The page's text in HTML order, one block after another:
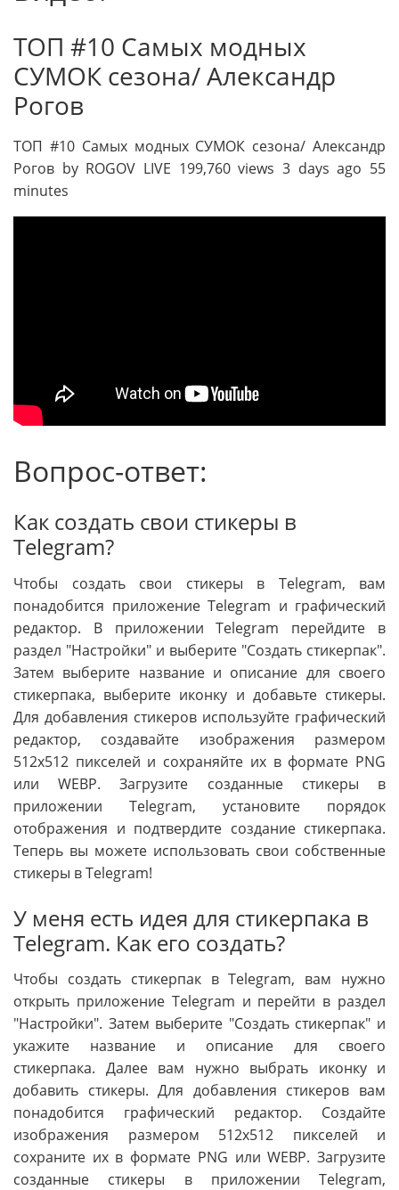
ТОП #10 Самых модных
СУМОК сезона/ Александр
Рогов
ТОП #10 Самых модных СУМОК сезона/ Александр
Рогов by ROGOV LIVE 199,760 views 3 days ago 55
minutes
Вопрос-ответ:
Как создать свои стикеры в
Telegram?
Чтобы создать свои стикеры в Telegram, вам
понадобится приложение Telegram и графический
редактор. В приложении Telegram перейдите в
раздел "Настройки" и выберите "Создать стикерпак".
Затем выберите название и описание для своего
стикерпака, выберите иконку и добавьте стикеры.
Для добавления стикеров используйте графический
редактор, создавайте изображения размером
512x512 пикселей и сохраняйте их в формате PNG
или WEBP. Загрузите созданные стикеры в
приложении Telegram, установите порядок
отображения и подтвердите создание стикерпака.
Теперь вы можете использовать свои собственные
стикеры в Telegram!
У меня есть идея для стикерпака в
Telegram. Как его создать?
Чтобы создать стикерпак в Telegram, вам нужно
открыть приложение Telegram и перейти в раздел
"Настройки". Затем выберите "Создать стикерпак" и
укажите название и описание для своего
стикерпака. Далее вам нужно выбрать иконку и
добавить стикеры. Для добавления стикеров вам
понадобится графический редактор. Создайте
изображения размером 512x512 пикселей и
сохраните их в формате PNG или WEBP. Загрузите
созданные стикеры в приложении Telegram,